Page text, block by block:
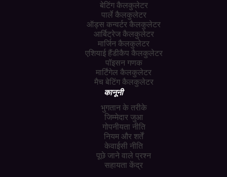
बेटिंग कैलकुलेटर
पार्ले कैलकुलेटर
ऑड्स कन्वर्टर कैलकुलेटर
आर्बिट्रेज कैलकुलेटर
मार्जिन कैलकुलेटर
एशियाई हैंडीकैप कैलकुलेटर
पॉइसन गणक
मार्टिंगेल कैलकुलेटर
मैच बेटिंग कैलकुलेटर
कानूनी
भुगतान के तरीके
जिम्मेदार जुआ
गोपनीयता नीति
नियम और शर्तें
केवाईसी नीति
पूछे जाने वाले प्रश्न
सहायता केंद्र